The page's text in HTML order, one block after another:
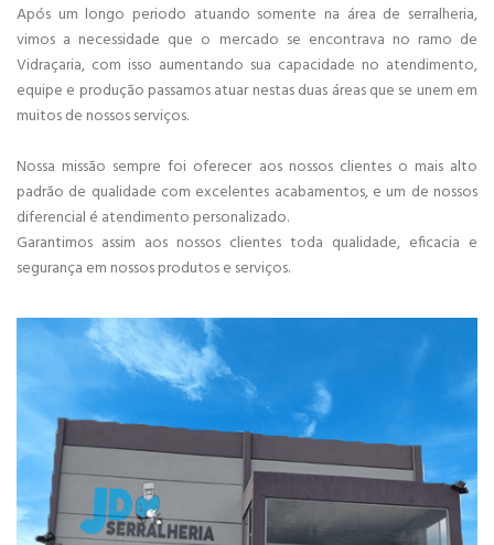
Após um longo periodo atuando somente na área de serralheria,
vimos a necessidade que o mercado se encontrava no ramo de
Vidraçaria, com isso aumentando sua capacidade no atendimento,
equipe e produção passamos atuar nestas duas áreas que se unem em
muitos de nossos serviços.
Nossa missão sempre foi oferecer aos nossos clientes o mais alto
padrão de qualidade com excelentes acabamentos, e um de nossos
diferencial é atendimento personalizado.
Garantimos assim aos nossos clientes toda qualidade, eficacia e
segurança em nossos produtos e serviços.